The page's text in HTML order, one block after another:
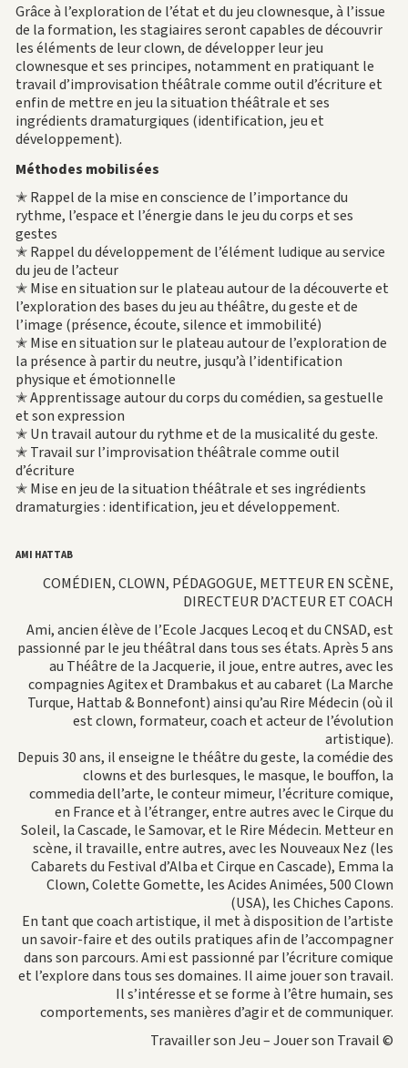
Grâce à l’exploration de l’état et du jeu clownesque, à l’issue
de la formation, les stagiaires seront capables de découvrir
les éléments de leur clown, de développer leur jeu
clownesque et ses principes, notamment en pratiquant le
travail d’improvisation théâtrale comme outil d’écriture et
enfin de mettre en jeu la situation théâtrale et ses
ingrédients dramaturgiques (identification, jeu et
développement).
Méthodes mobilisées
✭ Rappel de la mise en conscience de l’importance du
rythme, l’espace et l’énergie dans le jeu du corps et ses
gestes
✭ Rappel du développement de l’élément ludique au service
du jeu de l’acteur
✭ Mise en situation sur le plateau autour de la découverte et
l’exploration des bases du jeu au théâtre, du geste et de
l’image (présence, écoute, silence et immobilité)
✭ Mise en situation sur le plateau autour de l’exploration de
la présence à partir du neutre, jusqu’à l’identification
physique et émotionnelle
✭ Apprentissage autour du corps du comédien, sa gestuelle
et son expression
✭ Un travail autour du rythme et de la musicalité du geste.
✭ Travail sur l’improvisation théâtrale comme outil
d’écriture
✭ Mise en jeu de la situation théâtrale et ses ingrédients
dramaturgies : identification, jeu et développement.
AMI HATTAB
COMÉDIEN, CLOWN, PÉDAGOGUE, METTEUR EN SCÈNE,
DIRECTEUR D’ACTEUR ET COACH
Ami, ancien élève de l’Ecole Jacques Lecoq et du CNSAD, est
passionné par le jeu théâtral dans tous ses états. Après 5 ans
au Théâtre de la Jacquerie, il joue, entre autres, avec les
compagnies Agitex et Drambakus et au cabaret (La Marche
Turque, Hattab & Bonnefont) ainsi qu’au Rire Médecin (où il
est clown, formateur, coach et acteur de l’évolution
artistique).
Depuis 30 ans, il enseigne le théâtre du geste, la comédie des
clowns et des burlesques, le masque, le bouffon, la
commedia dell’arte, le conteur mimeur, l’écriture comique,
en France et à l’étranger, entre autres avec le Cirque du
Soleil, la Cascade, le Samovar, et le Rire Médecin. Metteur en
scène, il travaille, entre autres, avec les Nouveaux Nez (les
Cabarets du Festival d’Alba et Cirque en Cascade), Emma la
Clown, Colette Gomette, les Acides Animées, 500 Clown
(USA), les Chiches Capons.
En tant que coach artistique, il met à disposition de l’artiste
un savoir-faire et des outils pratiques afin de l’accompagner
dans son parcours. Ami est passionné par l’écriture comique
et l’explore dans tous ses domaines. Il aime jouer son travail.
Il s’intéresse et se forme à l’être humain, ses
comportements, ses manières d’agir et de communiquer.
Travailler son Jeu – Jouer son Travail ©